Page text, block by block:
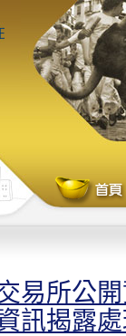
易所公
訊揭露